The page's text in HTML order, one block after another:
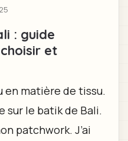
: guide
et
en matière de tissu.
sur le batik de Bali.
patchwork. J’ai